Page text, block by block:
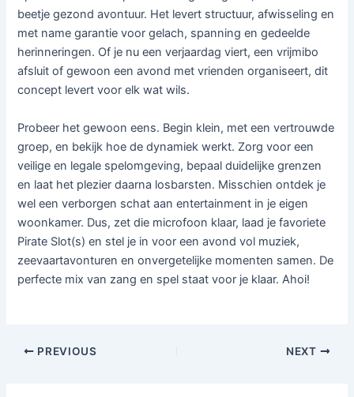
beetje gezond avontuur. Het levert structuur, afwisseling en
met name garantie voor gelach, spanning en gedeelde
herinneringen. Of je nu een verjaardag viert, een vrijmibo
afsluit of gewoon een avond met vrienden organiseert, dit
concept levert voor elk wat wils.
Probeer het gewoon eens. Begin klein, met een vertrouwde
groep, en bekijk hoe de dynamiek werkt. Zorg voor een
veilige en legale spelomgeving, bepaal duidelijke grenzen
en laat het plezier daarna losbarsten. Misschien ontdek je
wel een verborgen schat aan entertainment in je eigen
woonkamer. Dus, zet die microfoon klaar, laad je favoriete
Pirate Slot(s) en stel je in voor een avond vol muziek,
zeevaartavonturen en onvergetelijke momenten samen. De
perfecte mix van zang en spel staat voor je klaar. Ahoi!
PREVIOUS NEXT